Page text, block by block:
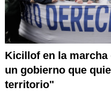
Kicillof en la
un gobierno que
territorio"